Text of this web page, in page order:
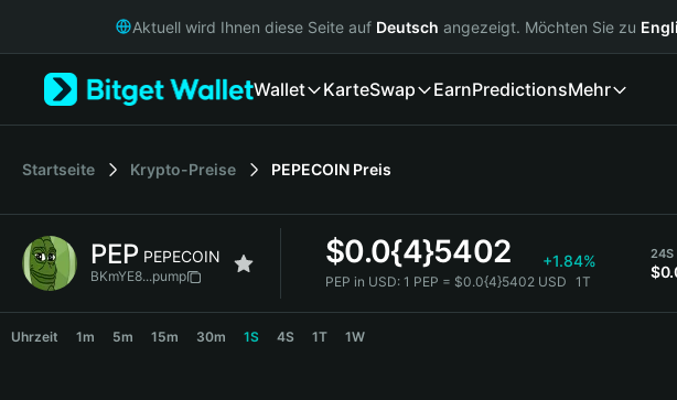
Русский
Italiano
简体中文
繁體中文
Bahasa Indonesia
Aktuell wird Ihnen diese Seite auf Deutsch angezeigt. Möchten Sie zu
Wallet KarteSwap EarnPredictionsMehr
Startseite Krypto-Preise PEPECOIN Preis
PEP PEPECOIN
BKmYE8...pump
$0.0{4}5402 +1.84%
PEP in USD: 1 PEP = $0.0{4}5402 USD 1T
24S
Uhrzeit 1m 5m 15m 30m 1S 4S 1T 1W